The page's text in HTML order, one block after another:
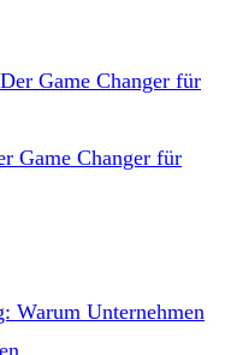
Game Changer für